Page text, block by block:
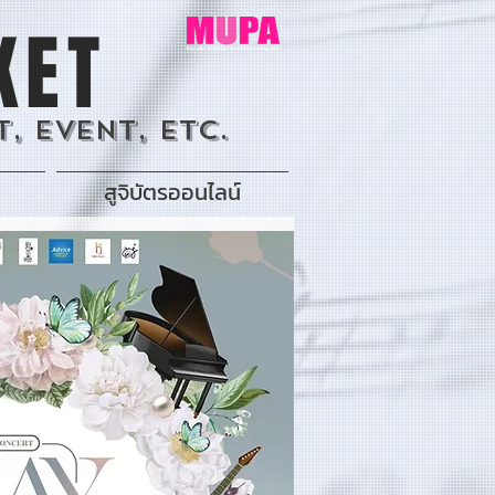
Event, Etc.
สูจิบัตรออนไลน์